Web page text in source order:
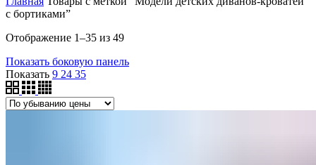
с бортиками”
Отображение 1–35 из 49Цены:
убыванию
Показать боковую панель
Показать 9 24 35